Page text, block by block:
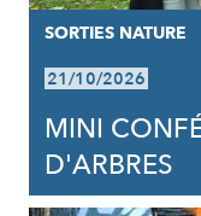
SORTIES NATURE
21/10/2026
MINI
D'ARBRES